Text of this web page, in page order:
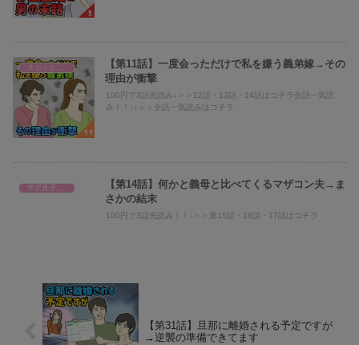
【第11話】一度会っただけで私を嫌う義弟嫁→その
理由が衝撃
100円で3話先読み↓＞＞12話・13話・14話はコチラ全話一気読
み！！↓↓＞＞全話一気読みはコチラ
半沢直子@倍返し
【第14話】何かと義母と比べてくるマザコン夫→ま
さかの結末
100円で3話先読み！！↓＞＞第15話・16話・17話はコチラ
【第31話】旦那に離婚される予定ですが
→逆襲の準備できてます